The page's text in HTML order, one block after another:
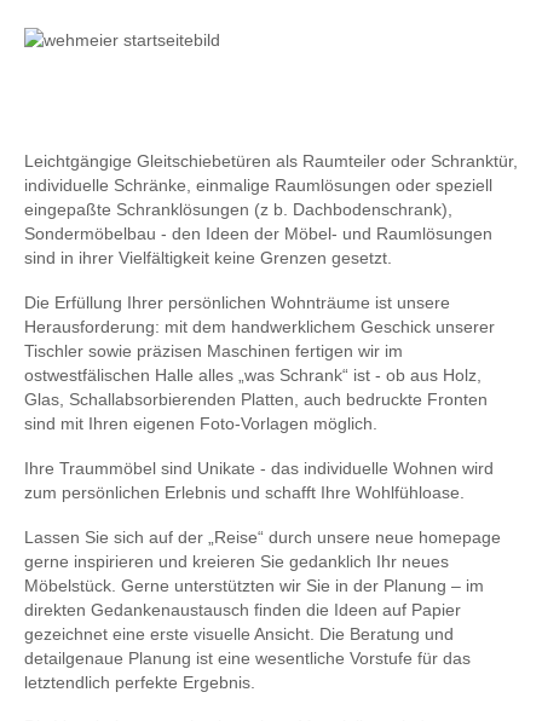
Leichtgängige Gleitschiebetüren als Raumteiler oder Schranktür,
individuelle Schränke, einmalige Raumlösungen oder speziell
eingepaßte Schranklösungen (z b. Dachbodenschrank),
Sondermöbelbau - den Ideen der Möbel- und Raumlösungen
sind in ihrer Vielfältigkeit keine Grenzen gesetzt.
Die Erfüllung Ihrer persönlichen Wohnträume ist unsere
Herausforderung: mit dem handwerklichem Geschick unserer
Tischler sowie präzisen Maschinen fertigen wir im
ostwestfälischen Halle alles „was Schrank“ ist - ob aus Holz,
Glas, Schallabsorbierenden Platten, auch bedruckte Fronten
sind mit Ihren eigenen Foto-Vorlagen möglich.
Ihre Traummöbel sind Unikate - das individuelle Wohnen wird
zum persönlichen Erlebnis und schafft Ihre Wohlfühloase.
Lassen Sie sich auf der „Reise“ durch unsere neue homepage
gerne inspirieren und kreieren Sie gedanklich Ihr neues
Möbelstück. Gerne unterstützten wir Sie in der Planung – im
direkten Gedankenaustausch finden die Ideen auf Papier
gezeichnet eine erste visuelle Ansicht. Die Beratung und
detailgenaue Planung ist eine wesentliche Vorstufe für das
letztendlich perfekte Ergebnis.